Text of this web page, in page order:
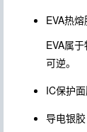
EVA热熔
EVA属
可逆。
IC保护
导电银胶